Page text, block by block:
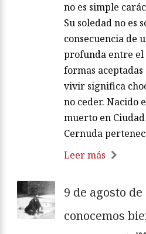
no es simple
Su soledad no es
consecuencia de
profunda entre el
formas
vivir significa
no ceder. Nacido
muerto en
Cernuda
Leer más
9 de agosto
conocemos